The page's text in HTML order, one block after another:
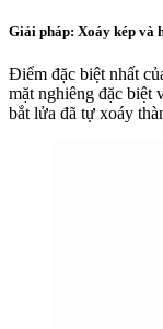
Giải pháp: Xoáy kép và
Điểm đặc biệt nhất
mặt nghiêng đặc biệt
bắt lửa đã tự xoáy